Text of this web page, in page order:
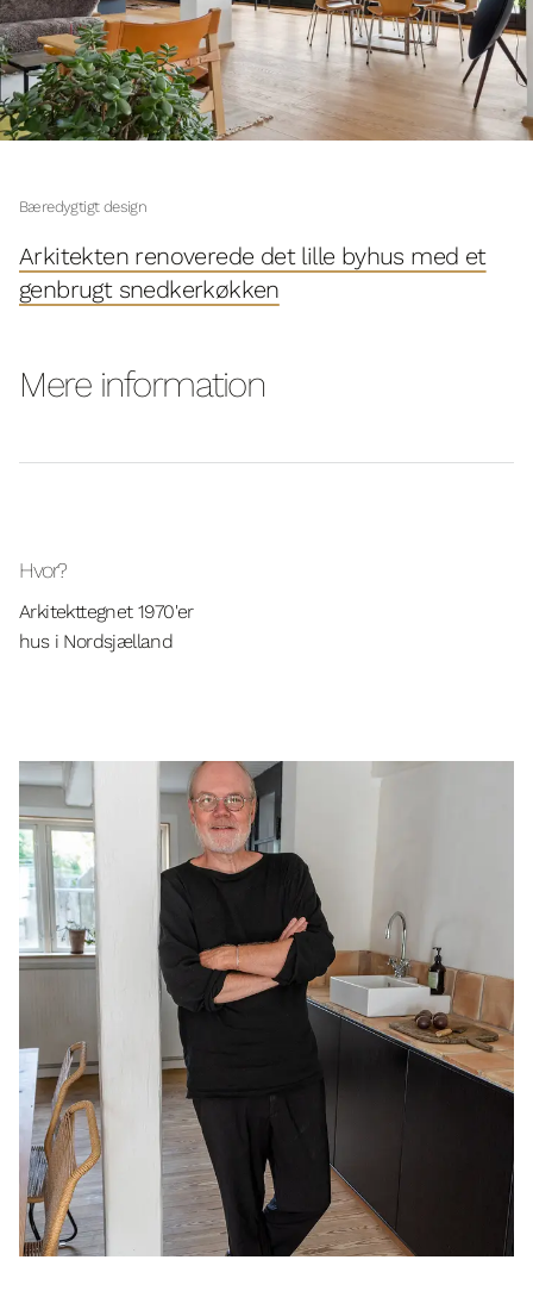
Bæredygtigt design
Arkitekten renoverede det lille byhus med et
genbrugt snedkerkøkken
Mere information
Hvor?
Arkitekttegnet 1970'er
hus i Nordsjælland